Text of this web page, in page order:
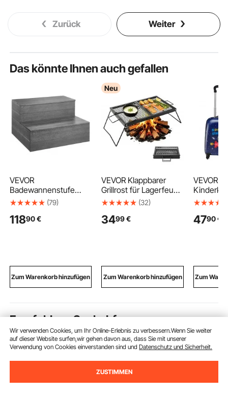
Zurück Weiter
Das könnte Ihnen auch gefallen
VEVOR
Badewannenstufe
Pooltreppe 2-stufige
breite HIPS-Leiter für
Terrasse Wohnmobile
(79)
11890€
Zum Warenkorb hinzufügen
Neu
VEVOR Klappbarer
Grillrost für Lagerfeuer
758 x 383 x 235 mm
Tischgrill aus
Camping und Garten
(32)
3499 €
Zum Warenkorb hinzufügen
VEVOR 2
mm,
4790€
Zum
Empfohlene Suchabfragen
handhebelpresse Schleifer zahnradabzieher
Wir verwenden Cookies, um Ihr Online-Erlebnis zu verbessern.Wenn Sie weiter
auf dieser Website surfen,wir gehen davon aus, dass Sie mit unserer
Verwendung von Cookies einverstanden sind undDatenschutz und Sicherheit.
ZUSTIMMEN